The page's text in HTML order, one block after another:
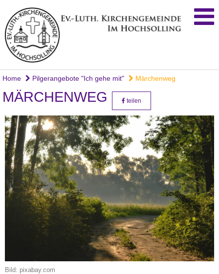
Home Pilgerangebote "Ich gehe mit" Märchenweg
MÄRCHENWEG teilen
Bild: pixabay.com